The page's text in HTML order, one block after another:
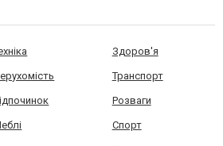
Здоров'я
Транспорт
Розваги
Спорт